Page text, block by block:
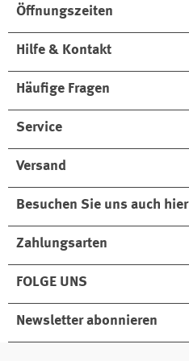
Öffnungszeiten
Hilfe & Kontakt
Häufige Fragen
Service
Versand
Besuchen Sie uns auch hier
Zahlungsarten
FOLGE UNS
Newsletter abonnieren